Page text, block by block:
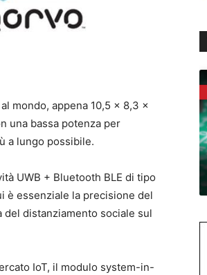
al mondo, appena 10,5 × 8,3 ×
una bassa potenza per
a lungo possibile.
UWB + Bluetooth BLE di tipo
è essenziale la precisione del
del distanziamento sociale sul
IoT, il modulo system-in-